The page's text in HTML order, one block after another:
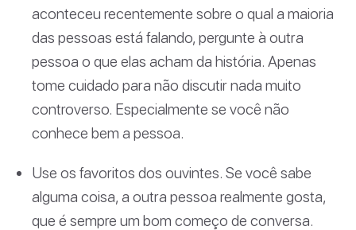
aconteceu recentemente sobre o qual a maioria
das pessoas está falando, pergunte à outra
pessoa o que elas acham da história. Apenas
tome cuidado para não discutir nada muito
controverso. Especialmente se você não
conhece bem a pessoa.
Use os favoritos dos ouvintes. Se você sabe
alguma coisa, a outra pessoa realmente gosta,
que é sempre um bom começo de conversa.